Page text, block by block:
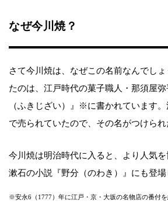
なぜ今川焼？
さて今川焼は、なぜこの名前なんでし
たのは、江戸時代の菓子職人・那須屋
（ふきじざい）』※に書かれています
で売られていたので、その名がつけられ
今川焼は明治時代に入ると、より人気
漱石の小説『野分（のわき）』にも登場
※安永6（1777）年に江戸・京・大坂の名物店の番付